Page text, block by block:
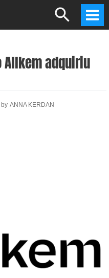
Search
Allkem adquiriu
by ANNA KERDAN